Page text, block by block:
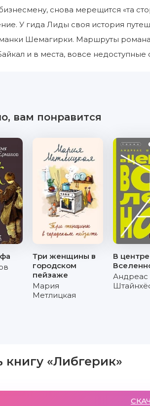
снова мерещится «та
У гида Лиды своя история
Шемагирки. Маршруты
и в места, вовсе
вам понравится
Три женщины в
городском
пейзаже
Мария
Метлицкая
В центре
Андреас
книгу «Либгерик»